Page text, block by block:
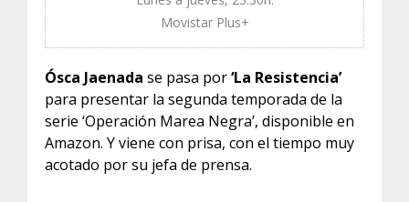
Movistar Plus+
Ósca Jaenada se pasa por‘La Resistencia’
para presentar la segunda temporada de la
serie ‘Operación Marea Negra’, disponible en
Amazon. Y viene con prisa, con el tiempo muy
acotado por su jefa de prensa.